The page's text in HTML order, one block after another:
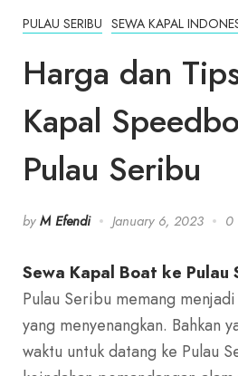
PULAU SERIBU SEWA KAPAL
Harga dan
Kapal
Pulau Seribu
by M Efendi January 6, 2023 0
Sewa Kapal Boat ke Pulau
Pulau Seribu memang
yang menyenangkan. Bahkan
waktu untuk datang ke Pulau